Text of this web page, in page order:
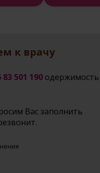
к врачу
83 501 190 одержимость
Вас заполнить